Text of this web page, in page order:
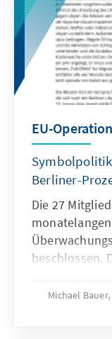
EU-
Berliner-
Die 27
beschlossen.
Flugzeugen
Umsetzung
Michael